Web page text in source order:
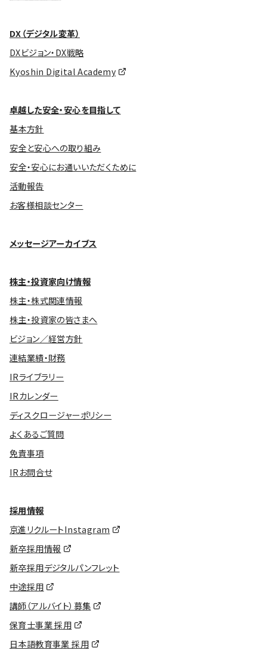
DX（デジタル変革）
DXビジョン・DX戦略
Kyoshin Digital Academy
卓越した安全・安心を目指して
基本方針
安全と安心への取り組み
安全・安心にお通いいただくために
活動報告
お客様相談センター
メッセージアーカイブス
株主・投資家向け情報
株主・株式関連情報
株主・投資家の皆さまへ
ビジョン／経営方針
連結業績・財務
IRライブラリー
IRカレンダー
ディスクロージャーポリシー
よくあるご質問
免責事項
IRお問合せ
採用情報
京進リクルートInstagram
新卒採用情報
新卒採用デジタルパンフレット
中途採用
講師（アルバイト）募集
保育士事業 採用
日本語教育事業 採用